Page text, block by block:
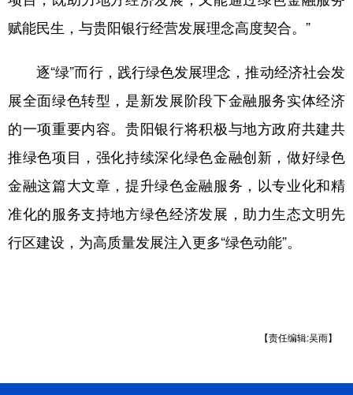
赋能民生，与贵阳银行经营发展理念高度契合。”
逐“绿”而行，践行绿色发展理念，推动经济社会发
展全面绿色转型，是新发展阶段下金融服务实体经济
的一项重要内容。贵阳银行将积极与地方政府共建共
推绿色项目，强化持续深化绿色金融创新，做好绿色
金融这篇大文章，提升绿色金融服务，以专业化和精
准化的服务支持地方绿色经济发展，助力生态文明先
行区建设，为高质量发展注入更多“绿色动能”。
【责任编辑:吴雨】